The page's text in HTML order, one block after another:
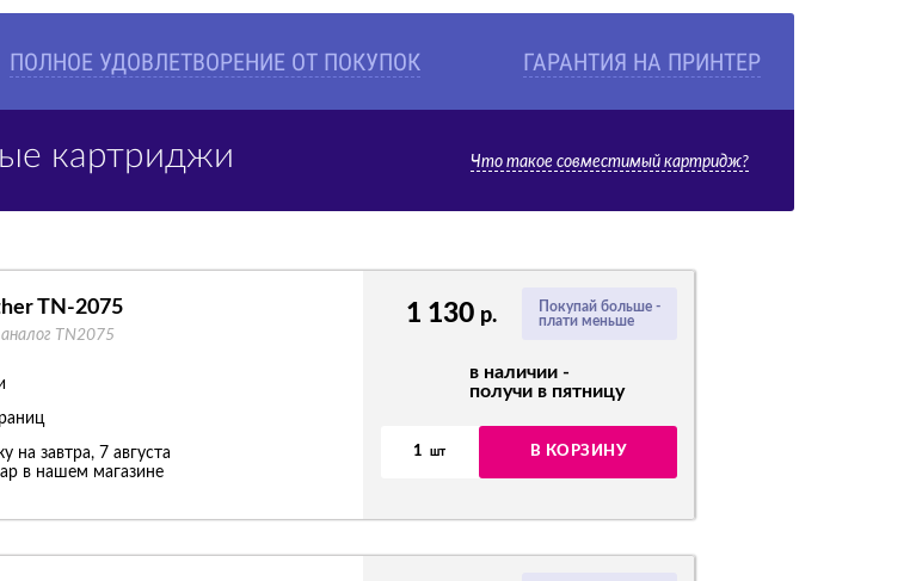
ПОЛНОЕ УДОВЛЕТВОРЕНИЕ ОТ ПОКУПОК ГАРАНТИЯ НА ПРИНТЕР
Что такое совместимый картридж?
картриджи
Покупай больше -
плати меньше
1 130 р.
в наличии -
получи в пятницу
1 шт В КОРЗИНУ
TN-2075
аналог TN2075
на завтра, 7 августа
в нашем магазине